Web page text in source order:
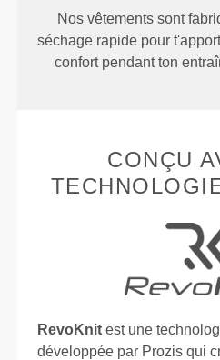
Nos vêtements sont
séchage rapide pour
confort pendant ton
CONÇU
RevoKnitest une
développée par Prozis qui